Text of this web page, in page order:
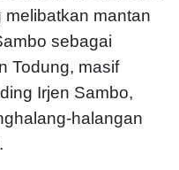
melibatkan mantan
sebagai
Todung, masif
Irjen Sambo,
halangan